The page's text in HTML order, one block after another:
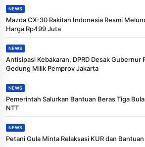
NEWS
Mazda CX-30 Rakitan Indonesia Resmi
Harga Rp499 Juta
NEWS
Antisipasi Kebakaran, DPRD Desak Gubernur
Gedung Milik Pemprov Jakarta
NEWS
Pemerintah Salurkan Bantuan Beras Tiga
NTT
NEWS
Petani Gula Minta Relaksasi KUR dan